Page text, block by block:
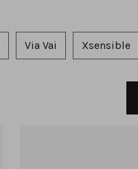
Via Vai Xsensible